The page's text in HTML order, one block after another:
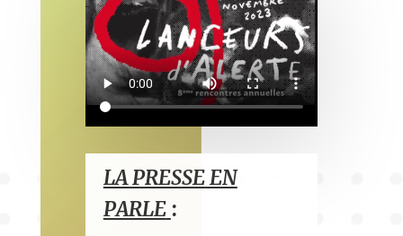
LA PRESSE EN
PARLE :